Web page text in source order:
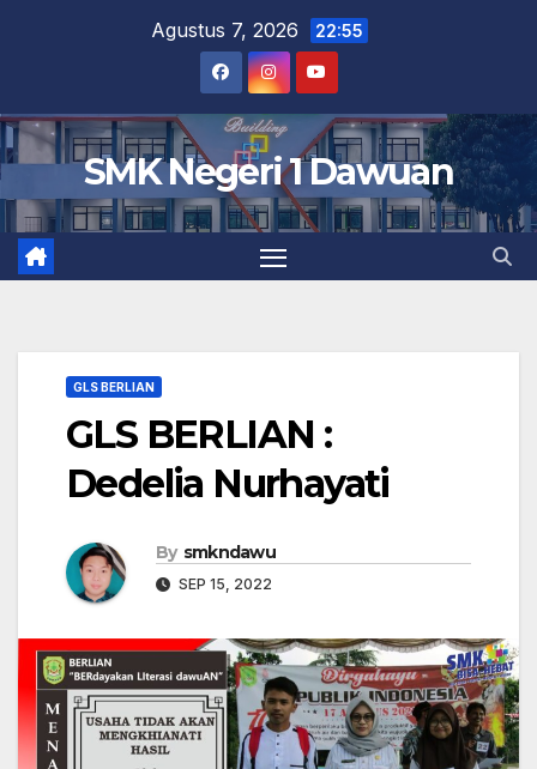
Agustus 7, 2026 22:55
SMK Negeri 1 Dawuan
GLS BERLIAN
GLS BERLIAN :
Dedelia Nurhayati
By smkndawu
SEP 15, 2022